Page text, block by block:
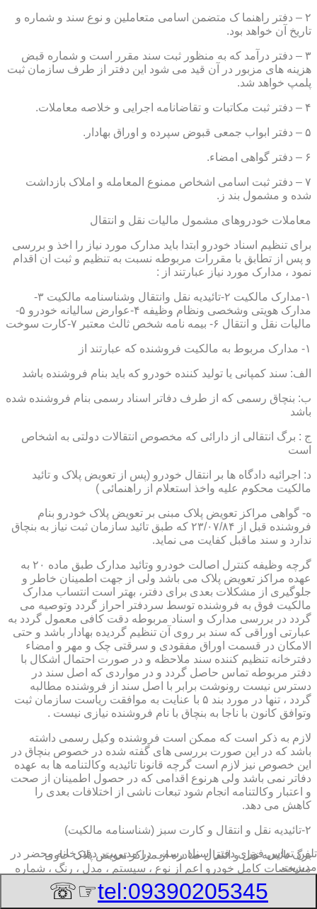
۲ – دفتر راهنما ک متضمن اسامی متعاملین و نوع سند و شماره و
تاریخ آن خواهد بود.
۳ – دفتر درآمد که به منظور ثبت سند مقرر است و شماره قبض
هزینه های مزبور در آن قید می شود این دفتر از طرف سازمان ثبت
پلمپ خواهد شد.
۴ – دفتر ثبت مکاتبات و تقاضانامه اجرایی و خلاصه معاملات.
۵ – دفتر ابواب جمعی قبوض سپرده و اوراق بهادار.
۶ – دفتر گواهی امضاء.
۷ – دفتر ثبت اسامی اشخاص ممنوع المعامله و املاک بازداشت
شده و مشمول بند ز.
معاملات خودروهای مشمول مالیات نقل و انتقال
برای تنظیم اسناد خودرو ابتدا باید مدارک مورد نیاز را اخذ و بررسی
و پس از تطابق با مقررات مربوطه نسبت به تنظیم و ثبت ان اقدام
نمود ، مدارک مورد نیاز عبارتند از :
۱-مدارک مالکیت ۲-تائیدیه نقل وانتقال وشناسنامه مالکیت ۳-
مدارک هویتی وشخصی ونظام وظیفه ۴-عوارض سالیانه خودرو ۵-
مالیات نقل و انتقال ۶- بیمه نامه شخص ثالث معتبر ۷-کارت سوخت
۱- مدارک مربوط به مالکیت فروشنده که عبارتند از
الف: سند کمپانی یا تولید کننده خودرو که باید بنام فروشنده باشد
ب: بنچاق رسمی که از طرف دفاتر اسناد رسمی بنام فروشنده شده
باشد
ج : برگ انتقالی از دارائی که مخصوص انتقالات دولتی به اشخاص
است
د: اجرائیه دادگاه ها بر انتقال خودرو (پس از تعویض پلاک و تائید
مالکیت محکوم علیه واخذ استعلام از راهنمائی )
ه- گواهی مراکز تعویض پلاک مبنی بر تعویض پلاک خودرو بنام
فروشنده قبل از ۲۳/۰۷/۸۴ که طبق تائید سازمان ثبت نیاز به بنچاق
ندارد و سند ماقبل کفایت می نماید.
گرچه وظیفه کنترل اصالت خودرو وتائید مدارک طبق ماده ۲۰ به
عهده مراکز تعویض پلاک می باشد ولی از جهت اطمینان خاطر و
جلوگیری از مشکلات بعدی برای دفتر، بهتر است انتساب مدارک
مالکیت فوق به فروشنده توسط سردفتر احراز گردد وتوصیه می
گردد در بررسی مدارک و اسناد مربوطه دقت کافی معمول گردد به
عبارتی اوراقی که سند بر روی آن تنظیم گردیده بهادار باشد و حتی
الامکان در قسمت اوراق مفقودی و سرقتی چک و مهر و امضاء
دفترخانه تنظیم کننده سند ملاحظه و در صورت احتمال اشکال با
دفتر مربوطه تماس حاصل گردد و در مواردی که اصل سند در
دسترس نیست رونوشت برابر با اصل سند از فروشنده مطالبه
گردد ، تنها در مورد بند ۵ با عنایت به موافقت ریاست سازمان ثبت
وتوافق کانون با ناجا به بنچاق با نام فروشنده نیازی نیست .
لازم به ذکر است که ممکن است فروشنده وکیل رسمی داشته
باشد که در این صورت بررسی های گفته شده در خصوص بنچاق در
این خصوص نیز لازم است گرچه قانونا تائیدیه وکالتنامه ها به عهده
دفاتر نمی باشد ولی هرنوع اقدامی که در حصول اطمینان از صحت
و اعتبار وکالتنامه انجام شود تبعات ناشی از اختلافات بعدی را
کاهش می دهد.
۲-تائیدیه نقل و انتقال و کارت سبز (شناسنامه مالکیت)
برگ تائیدیه نقل و انتقال صادره از مراکز تعویض پلاک حاوی
مشخصات کامل خودرو اعم از نوع ، سیستم ، مدل ، رنگ ، شماره
صدر صفحه و مشخصات فروشنده و خریدار اعم از مشخصات
تلفن تماس فوریدفتر اسناد رسمی در مدیریت, دفترخانه,محضر در
مدیریت
tel:09390205345
☞☏